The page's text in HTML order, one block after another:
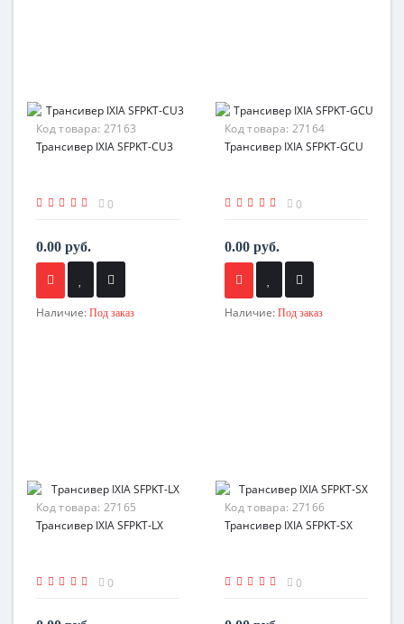
Код товара: 27163
Трансивер IXIA SFPKT-CU3
0
0.00 руб.
Наличие: Под заказ
Код товара: 27164
Трансивер IXIA SFPKT-GCU
0
0.00 руб.
Наличие: Под заказ
Код товара: 27165
Трансивер IXIA SFPKT-LX
0
Код товара: 27166
Трансивер IXIA SFPKT-SX
0